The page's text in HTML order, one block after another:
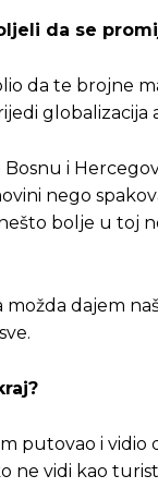
da se
da te brojne
Bosnu i
nego
bolje u toj
možda dajem
putovao i
ne vidi kao